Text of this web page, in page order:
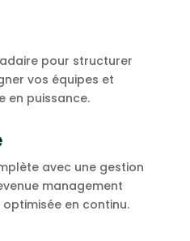
pour structurer
vos équipes et
en puissance.
avec une gestion
management
en continu.